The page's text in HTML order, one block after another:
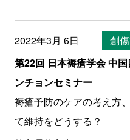
2022年3月 6日
創
第22回 日本褥瘡学会 中
ンチョンセミナー
褥瘡予防のケアの考え方
て維持をどうする？